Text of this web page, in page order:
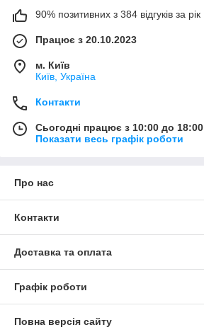
90% позитивних з 384 відгуків за рік
Працює з 20.10.2023
м. Київ
Київ, Україна
Контакти
Сьогодні працює з 10:00 до 18:00
Показати весь графік роботи
Про нас
Контакти
Доставка та оплата
Графік роботи
Повна версія сайту